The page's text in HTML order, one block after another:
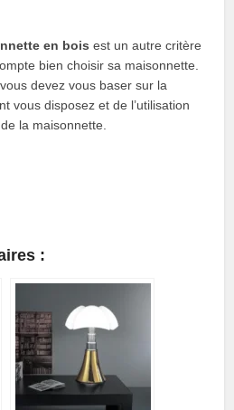
en bois est un autre critère
bien choisir sa maisonnette.
devez vous baser sur la
vous disposez et de l’utilisation
la maisonnette.
: